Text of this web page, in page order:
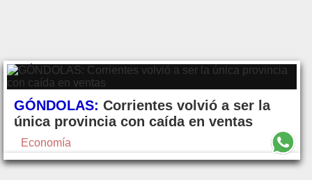
GÓNDOLAS: Corrientes volvió a ser la
única provincia con caída en ventas
Economía